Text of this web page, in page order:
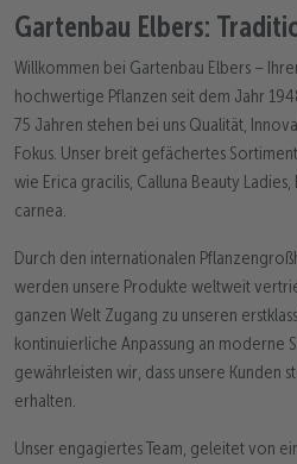
Gartenbau Elbers:
Willkommen bei Gartenbau Elbers –
hochwertige Pflanzen seit dem Jahr
75 Jahren stehen bei uns Qualität,
Fokus. Unser breit gefächertes
wie Erica gracilis, Calluna Beauty
carnea.
Durch den internationalen
werden unsere Produkte weltweit
ganzen Welt Zugang zu unseren
kontinuierliche Anpassung an moderne
gewährleisten wir, dass unsere Kunden
erhalten.
Unser engagiertes Team, geleitet von